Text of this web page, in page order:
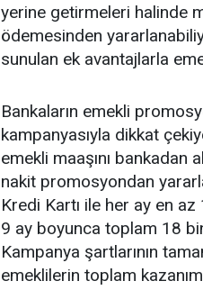
yerine getirmeleri halinde
ödemesinden
sunulan ek avantajlarla
Bankaların emekli
kampanyasıyla dikkat
emekli maaşını bankadan
nakit promosyondan
Kredi Kartı ile her ay en
9 ay boyunca toplam 18
Kampanya şartlarının
emeklilerin toplam